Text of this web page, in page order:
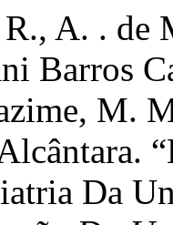
A. . de
Barros
M.
Da